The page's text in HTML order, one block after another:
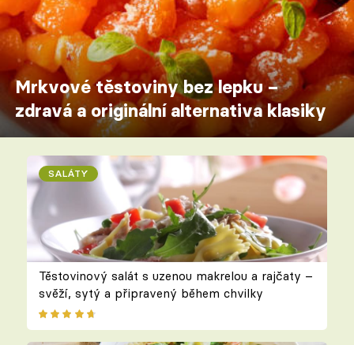
Mrkvové těstoviny bez lepku –
zdravá a originální alternativa klasiky
SALÁTY
Těstovinový salát s uzenou makrelou a rajčaty –
svěží, sytý a připravený během chvilky